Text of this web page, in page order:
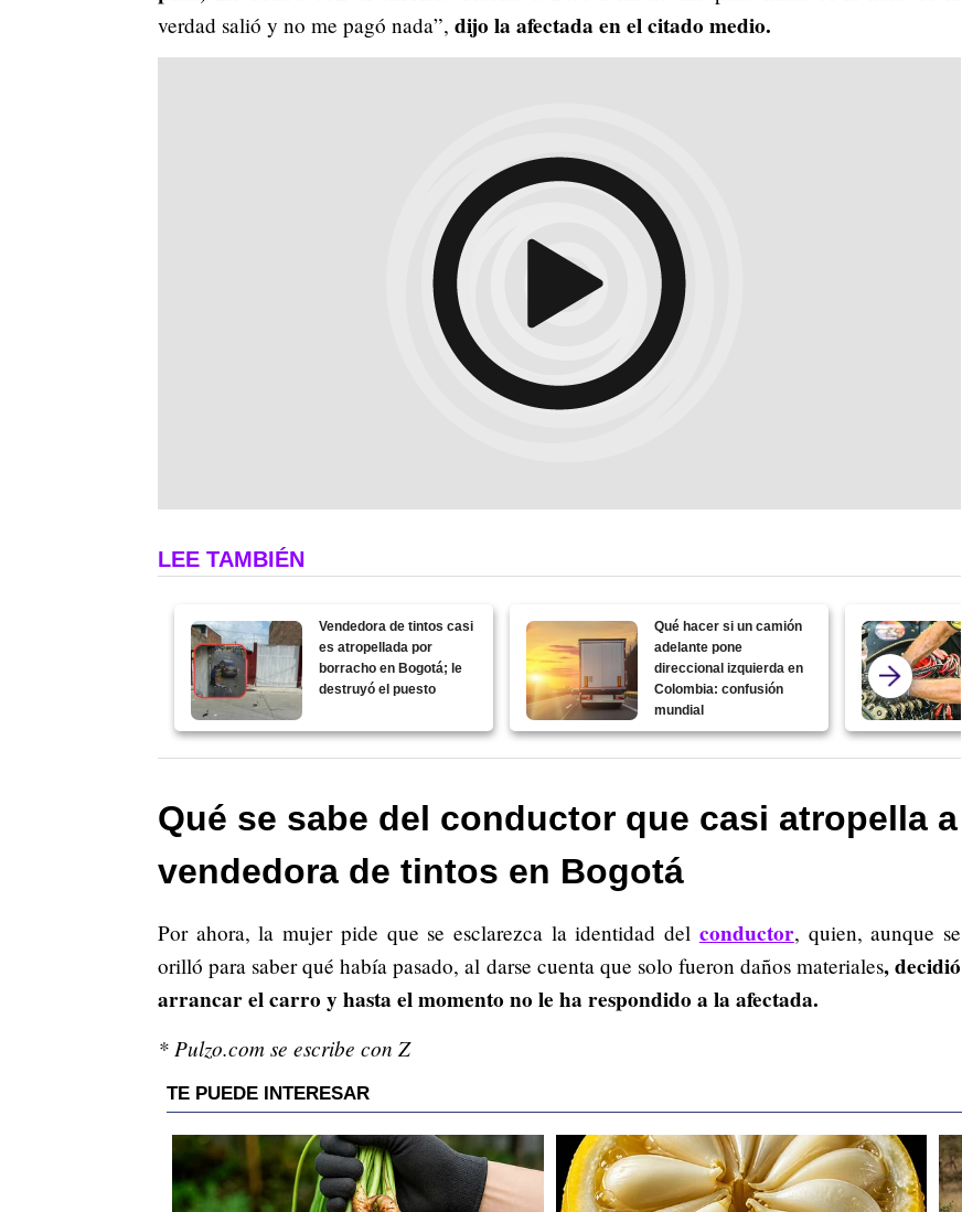
verdad salió y no me pagó nada”, dijo la afectada en el citado medio.
LEE TAMBIÉN
Vendedora de tintos casi
es atropellada por
borracho en Bogotá; le
destruyó el puesto
Qué hacer si un camión
adelante pone
direccional izquierda en
Colombia: confusión
mundial
Qué se sabe del conductor que casi atropella a
vendedora de tintos en Bogotá
Por ahora, la mujer pide que se esclarezca la identidad del conductor, quien, aunque se
orilló para saber qué había pasado, al darse cuenta que solo fueron daños materiales, decidió
arrancar el carro y hasta el momento no le ha respondido a la afectada.
* Pulzo.com se escribe con Z